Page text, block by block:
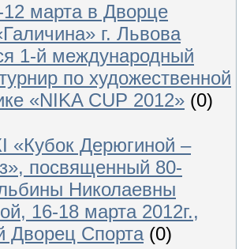
12 марта в Дворце
г. Львова
1-й международный
по художественной
«NIKA CUP 2012» (0)
«Кубок Дерюгиной –
посвященный 80-
Николаевны
16-18 марта 2012г.,
Дворец Спорта (0)